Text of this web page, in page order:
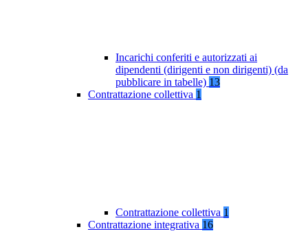
Incarichi conferiti e autorizzati ai
dipendenti (dirigenti e non dirigenti) (da
pubblicare in tabelle) 13
Contrattazione collettiva 1
Contrattazione collettiva 1
Contrattazione integrativa 16